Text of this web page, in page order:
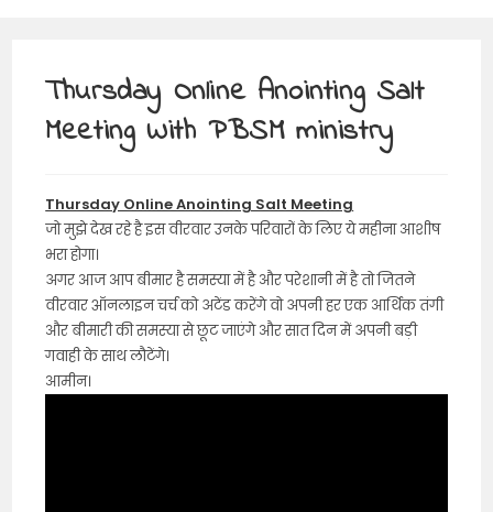
Thursday Online Anointing Salt
Meeting With PBSM ministry
Thursday Online Anointing Salt Meeting
जो मुझे देख रहे है इस वीरवार उनके परिवारों के लिए ये महीना आशीष
भरा होगा।
अगर आज आप बीमार है समस्या में है और परेशानी में है तो जितने
वीरवार ऑनलाइन चर्च को अटेंड करेंगे वो अपनी हर एक आर्थिक तंगी
और बीमारी की समस्या से छूट जाएंगे और सात दिन में अपनी बड़ी
गवाही के साथ लौटेंगे।
आमीन।